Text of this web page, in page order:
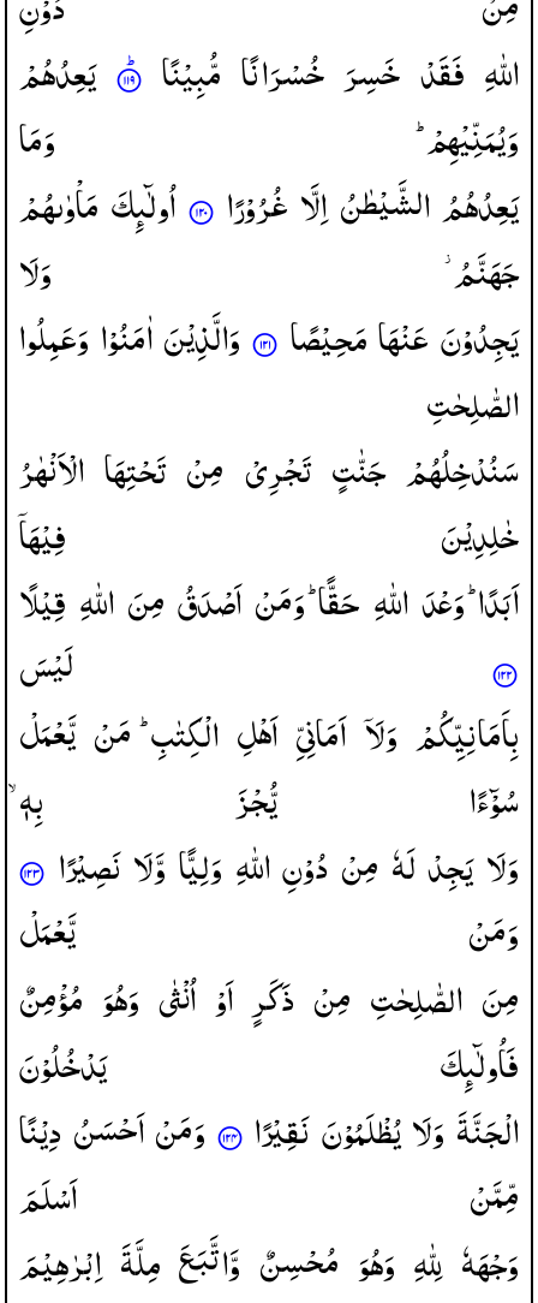
اللّٰهِ فَقَدْ خَسِرَ خُسْرَانًا مُّبِیْنًا
یَعِدُهُمْ
وَیُمَنِّیْهِمْ ؕ
وَمَا
یَعِدُهُمُالشَّیْطٰنُاِلَّاغُرُوْرًا اُولٰٓىِٕكَمَاْوٰىهُمْ
جَهَنَّمُ ؗ
وَلَا
یَجِدُوْنَعَنْهَامَحِیْصًا وَالَّذِیْنَاٰمَنُوْاوَعَمِلُوا
الصّٰلِحٰتِ
سَنُدْخِلُهُمْ جَنّٰتٍ تَجْرِیْ مِنْ تَحْتِهَا الْاَنْهٰرُ
خٰلِدِیْنَ
فِیْهَاۤ
اَبَدًا ؕ وَعْدَاللّٰهِ حَقًّا ؕوَمَنْاَصْدَقُمِنَ اللّٰهِ قِیْلًا
لَیْسَ
بِاَمَانِیِّكُمْ وَلَاۤ اَمَانِیِّ اَهْلِ الْكِتٰبِ ؕ مَنْ یَّعْمَلْ
سُوْٓءًا
یُّجْزَ
بِهٖ ۙ
وَلَایَجِدْلَهٗ مِنْ دُوْنِاللّٰهِ وَلِیًّاوَّلَانَصِیْرًا
وَمَنْ
یَّعْمَلْ
مِنَ الصّٰلِحٰتِ مِنْ ذَكَرٍ اَوْ اُ وَهُوَ مُؤْمِنٌ
فَاُولٰٓىِٕكَ
یَدْخُلُوْنَ
الْجَنَّةَوَلَایُظْلَمُوْنَنَقِیْرًا وَمَنْاَحْسَنُدِیْنًا
مِّمَّنْ
اَسْلَمَ
وَجْهَهٗ لِلّٰهِ وَهُوَ مُحْسِنٌ وَّاتَّبَعَ مِلَّةَ اِبْرٰهِیْمَ